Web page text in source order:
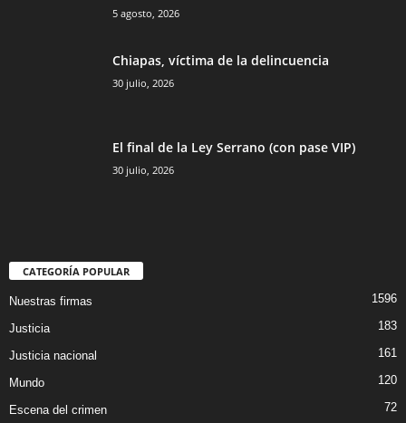
5 agosto, 2026
Chiapas, víctima de la delincuencia
30 julio, 2026
El final de la Ley Serrano (con pase VIP)
30 julio, 2026
CATEGORÍA POPULAR
Nuestras firmas 1596
Justicia 183
Justicia nacional 161
Mundo 120
Escena del crimen 72